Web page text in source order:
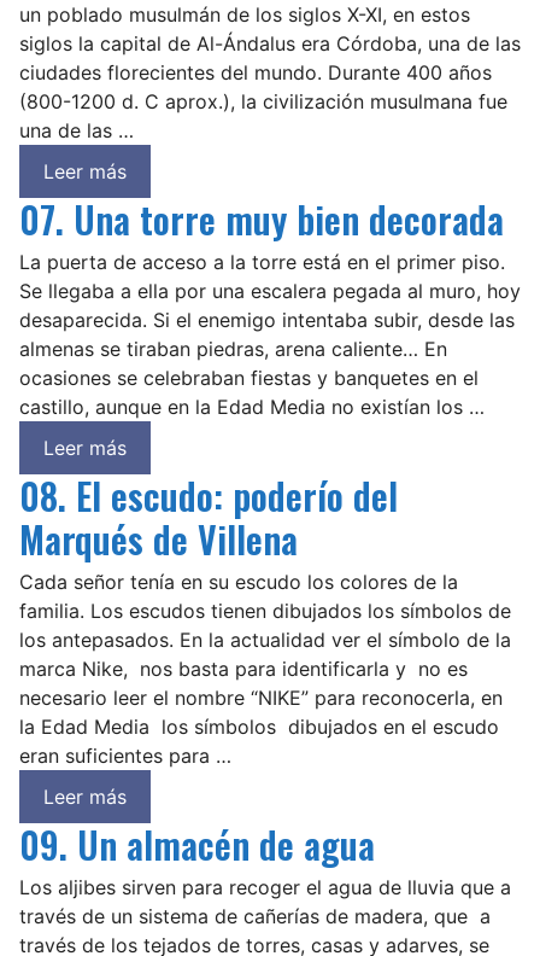
un poblado musulmán de los siglos X-XI, en estos
siglos la capital de Al-Ándalus era Córdoba, una de las
ciudades florecientes del mundo. Durante 400 años
(800-1200 d. C aprox.), la civilización musulmana fue
una de las …
Leer más
07. Una torre muy bien decorada
La puerta de acceso a la torre está en el primer piso.
Se llegaba a ella por una escalera pegada al muro, hoy
desaparecida. Si el enemigo intentaba subir, desde las
almenas se tiraban piedras, arena caliente… En
ocasiones se celebraban fiestas y banquetes en el
castillo, aunque en la Edad Media no existían los …
Leer más
08. El escudo: poderío del
Marqués de Villena
Cada señor tenía en su escudo los colores de la
familia. Los escudos tienen dibujados los símbolos de
los antepasados. En la actualidad ver el símbolo de la
marca Nike, nos basta para identificarla y no es
necesario leer el nombre “NIKE” para reconocerla, en
la Edad Media los símbolos dibujados en el escudo
eran suficientes para …
Leer más
09. Un almacén de agua
Los aljibes sirven para recoger el agua de lluvia que a
través de un sistema de cañerías de madera, que a
través de los tejados de torres, casas y adarves, se